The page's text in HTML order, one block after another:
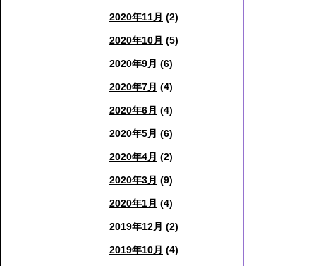
2020年11月 (2)
2020年10月 (5)
2020年9月 (6)
2020年7月 (4)
2020年6月 (4)
2020年5月 (6)
2020年4月 (2)
2020年3月 (9)
2020年1月 (4)
2019年12月 (2)
2019年10月 (4)